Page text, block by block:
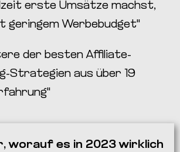
erste Umsätze machst,
geringem Werbebudget"
der besten Affiliate-
Strategien aus über 19
worauf es in 2023 wirklich